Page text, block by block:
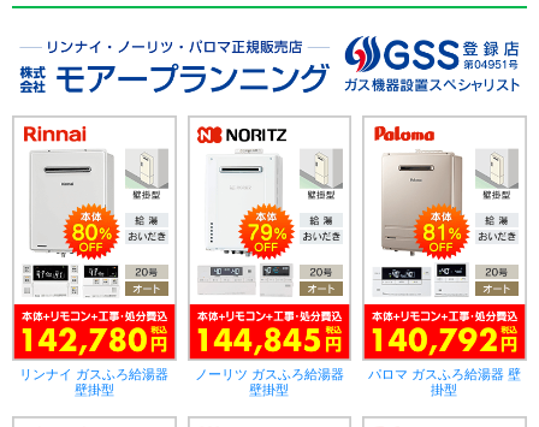
リンナイ ガスふろ給湯器
壁掛型
ノーリツ ガスふろ給湯器
壁掛型
パロマ ガスふろ給湯器 壁
掛型